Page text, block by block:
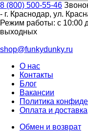
8 (800) 500-55-46
- г. Краснодар, ул.
Режим работы: с 10:00
выходных
shop@funkydunky.ru
О нас
Контакты
Блог
Вакансии
Политика
Оплата и доставка
Обмен и возврат